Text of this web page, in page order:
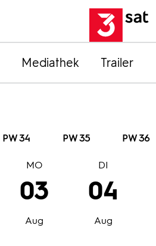
Mediathek Trailer
PW 34 PW 35 PW 36
03
Aug
MO
04
Aug
DI